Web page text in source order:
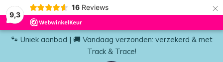
9,3
16 Reviews ×
🐾 Uniek aanbod | 🚚 Vandaag verzonden: verzekerd & met
Track & Trace!